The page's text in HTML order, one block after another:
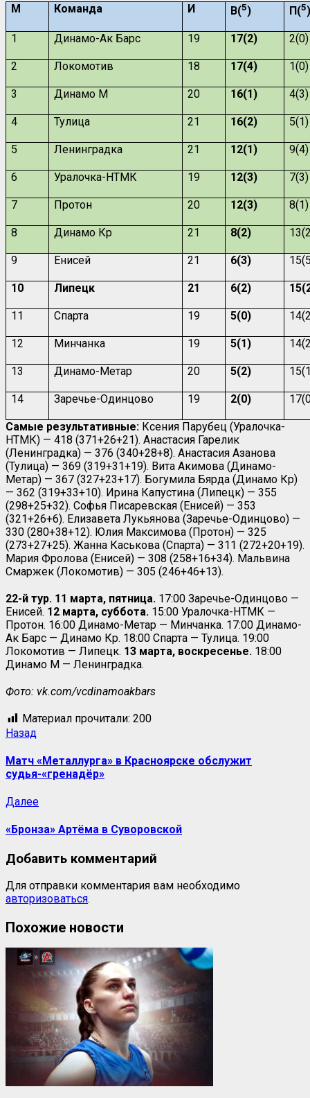
М Команда И В(5) П(5
1 Динамо-Ак Барс 19 17(2) 2(0)
2 Локомотив 18 17(4) 1(0)
3 Динамо М 20 16(1) 4(3)
4 Тулица 21 16(2) 5(1)
5 Ленинградка 21 12(1) 9(4)
6 Уралочка-НТМК 19 12(3) 7(3)
7 Протон 20 12(3) 8(1)
8 Динамо Кр 21 8(2)
9 Енисей 21 6(3)
10 Липецк 21 6(2)
11 Спарта 19 5(0)
12 Минчанка 19 5(1)
13 Динамо-Метар 20 5(2)
14 Заречье-Одинцово 19 2(0)
Самые результативные: Ксения Парубец (Уралочка-
НТМК) — 418 (371+26+21). Анастасия Гарелик
(Ленинградка) — 376 (340+28+8). Анастасия Азанова
(Тулица) — 369 (319+31+19). Вита Акимова (Динамо-
Метар) — 367 (327+23+17). Богумила Бярда (Динамо Кр)
— 362 (319+33+10). Ирина Капустина (Липецк) — 355
(298+25+32). Софья Писаревская (Енисей) — 353
(321+26+6). Елизавета Лукьянова (Заречье-Одинцово) —
330 (280+38+12). Юлия Максимова (Протон) — 325
(273+27+25). Жанна Каськова (Спарта) — 311 (272+20+19).
Мария Фролова (Енисей) — 308 (258+16+34). Мальвина
Смаржек (Локомотив) — 305 (246+46+13).
22-й тур. 11 марта, пятница. 17:00 Заречье-Одинцово —
Енисей. 12 марта, суббота. 15:00 Уралочка-НТМК —
Протон. 16:00 Динамо-Метар — Минчанка. 17:00 Динамо-
Ак Барс — Динамо Кр. 18:00 Спарта — Тулица. 19:00
Локомотив — Липецк. 13 марта, воскресенье. 18:00
Динамо М — Ленинградка.
Фото: vk.com/vcdinamoakbars
Материал прочитали: 200
Назад
Матч «Металлурга» в Красноярске обслужит
судья-«гренадёр»
Далее
«Бронза» Артёма в Суворовской
Добавить комментарий
Для отправки комментария вам необходимо
авторизоваться.
Похожие новости